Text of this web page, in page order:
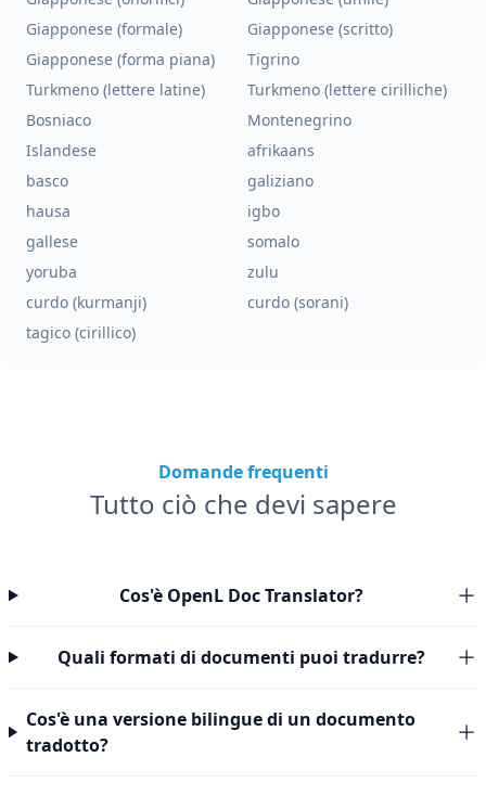
Giapponese (formale)
Giapponese (scritto)
Giapponese (forma piana)
Tigrino
Turkmeno (lettere latine)
Turkmeno (lettere cirilliche)
Bosniaco
Montenegrino
Islandese
afrikaans
basco
galiziano
hausa
igbo
gallese
somalo
yoruba
zulu
curdo (kurmanji)
curdo (sorani)
tagico (cirillico)
Domande frequenti
Tutto ciò che devi sapere
Cos'è OpenL Doc Translator?
Quali formati di documenti puoi tradurre?
Cos'è una versione bilingue di un documento
tradotto?